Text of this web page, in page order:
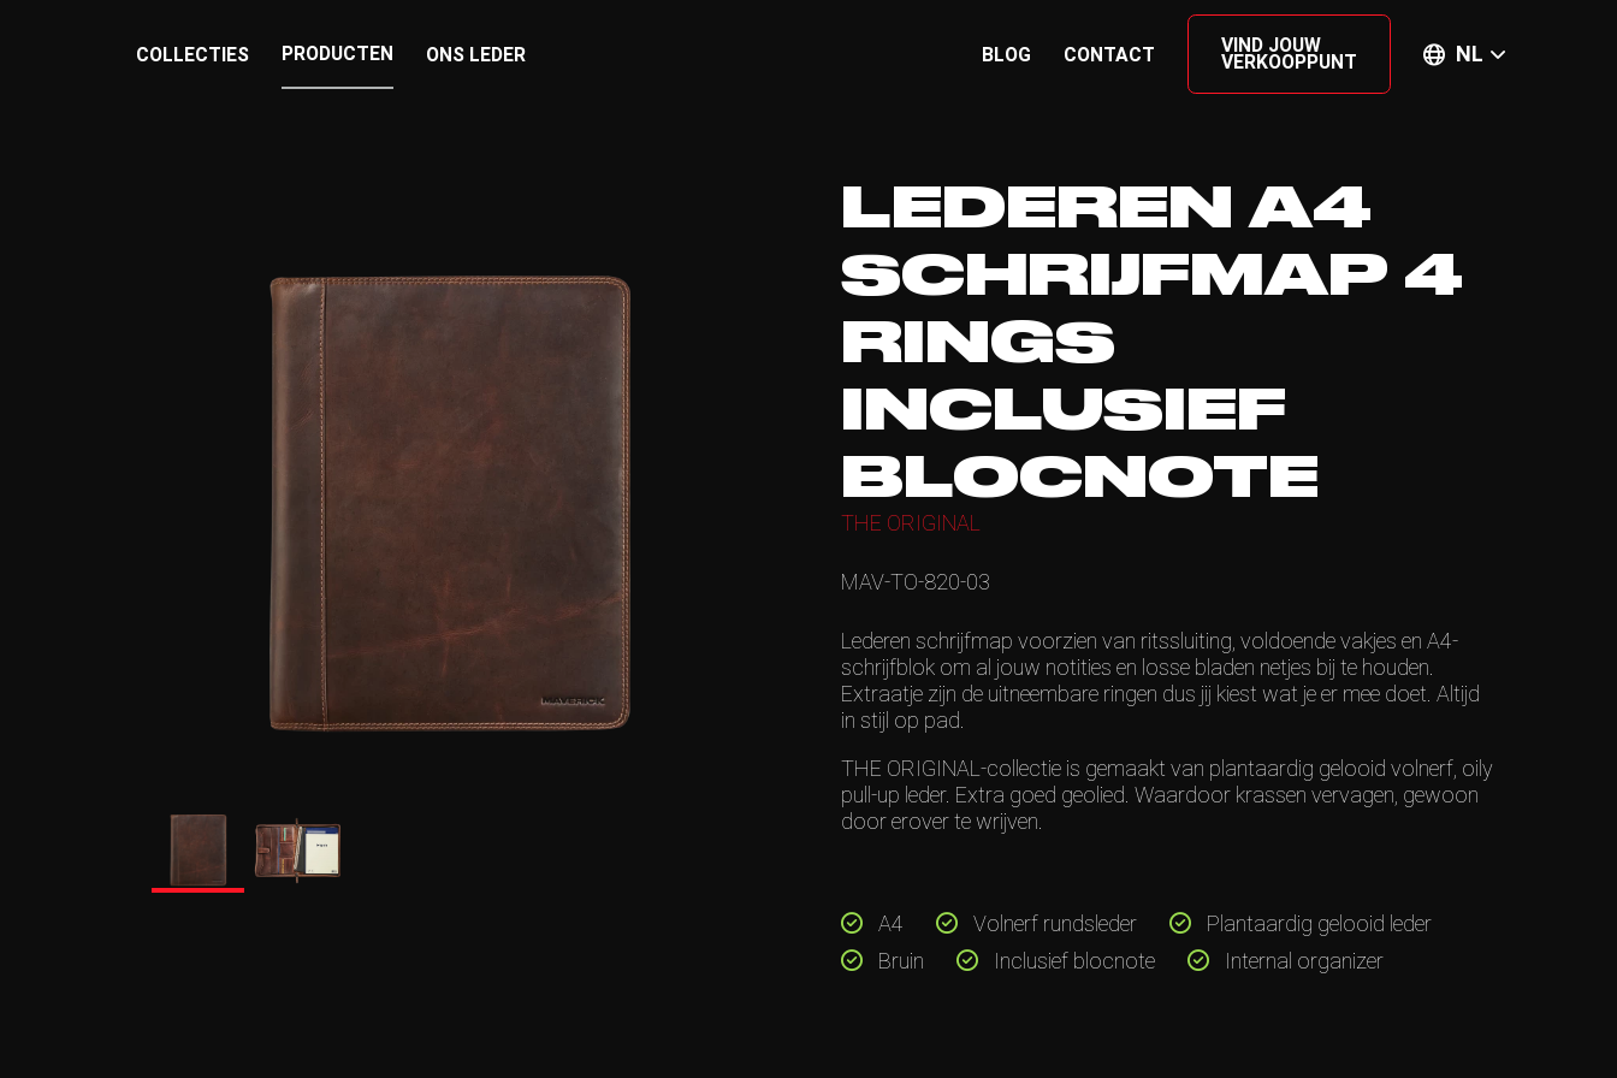
COLLECTIES PRODUCTEN ONS LEDER BLOG CONTACT VIND JOUW
VERKOOPPUNT NL
LEDEREN A4
SCHRIJFMAP 4
RINGS
INCLUSIEF
BLOCNOTE
THE ORIGINAL
MAV-TO-820-03
Lederen schrijfmap voorzien van ritssluiting, voldoende vakjes en A4-
schrijfblok om al jouw notities en losse bladen netjes bij te houden.
Extraatje zijn de uitneembare ringen dus jij kiest wat je er mee doet. Altijd
in stijl op pad.
THE ORIGINAL-collectie is gemaakt van plantaardig gelooid volnerf, oily
pull-up leder. Extra goed geolied. Waardoor krassen vervagen, gewoon
door erover te wrijven.
A4 Volnerf rundsleder
Plantaardig gelooid leder
Bruin
Inclusief blocnote Internal organizer